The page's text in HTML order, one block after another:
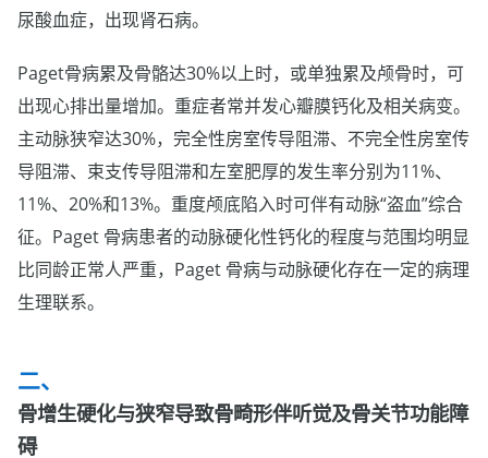
尿酸血症，出现肾石病。
Paget骨病累及骨骼达30%以上时，或单独累及颅骨时，可
出现心排出量增加。重症者常并发心瓣膜钙化及相关病变。
主动脉狭窄达30%，完全性房室传导阻滞、不完全性房室传
导阻滞、束支传导阻滞和左室肥厚的发生率分别为11%、
11%、20%和13%。重度颅底陷入时可伴有动脉“盗血”综合
征。Paget 骨病患者的动脉硬化性钙化的程度与范围均明显
比同龄正常人严重，Paget 骨病与动脉硬化存在一定的病理
生理联系。
骨增生硬化与狭窄导致骨畸形伴听觉及骨关节功能障
碍